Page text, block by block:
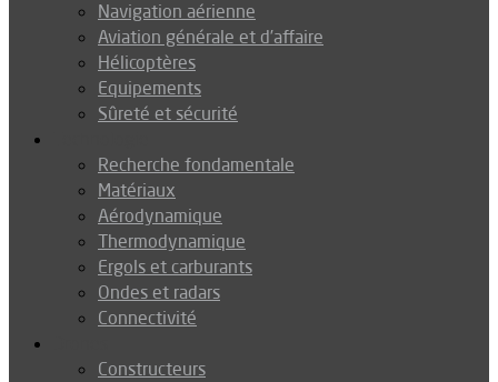
Navigation aérienne
Aviation générale et d’affaire
Hélicoptères
Equipements
Sûreté et sécurité
Recherche fondamentale
Matériaux
Aérodynamique
Thermodynamique
Ergols et carburants
Ondes et radars
Connectivité
Constructeurs